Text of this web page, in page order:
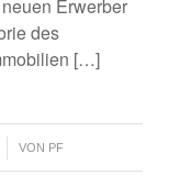
Erwerber
des
[…]
VON PF